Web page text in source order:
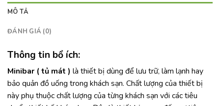
MÔ TẢ
ĐÁNH GIÁ (0)
Thông tin bổ ích:
Minibar ( tủ mát ) là thiết bị dùng để lưu trữ, làm lạnh hay
bảo quản đồ uống trong khách sạn. Chất lượng của thiết bị
này phụ thuộc chất lượng của từng khách sạn với các tiêu